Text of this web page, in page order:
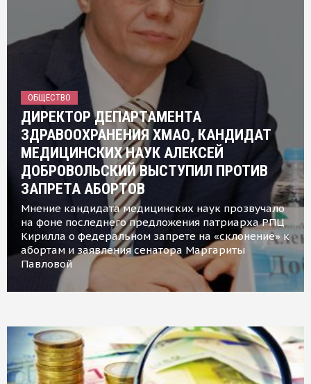
ОБЩЕСТВО
ДИРЕКТОР ДЕПАРТАМЕНТА
ЗДРАВООХРАНЕНИЯ ХМАО, КАНДИДАТ
МЕДИЦИНСКИХ НАУК АЛЕКСЕЙ
ДОБРОВОЛЬСКИЙ ВЫСТУПИЛ ПРОТИВ
ЗАПРЕТА АБОРТОВ
Мнение кандидата медицинских наук прозвучало
на фоне последнего предложения патриарха РПЦ
Кирилла о федеральном запрете на «склонение» к
абортам и заявления сенатора Маргариты
Павловой